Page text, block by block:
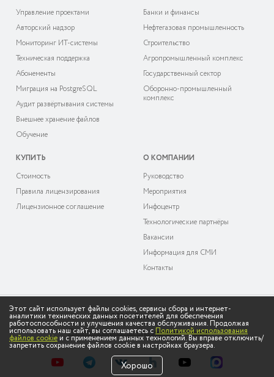
Управление проектами
Авторский надзор
Мониторинг ИТ-системы
Техническая поддержка
Абонементы
Миграция на PostgreSQL
Аудит развёртывания системы
Внешнее хранение файлов
Обучение
Банки и финансы
Нефтегазовая промышленность
Строительство
Агропромышленный комплекс
Государственный сектор
Оборонно-промышленный
комплекс
КУПИТЬ
Cтоимость
Правила лицензирования
Лицензионное соглашение
О КОМПАНИИ
Руководство
Мероприятия
Инфоцентр
Технологические партнёры
Вакансии
Информация для СМИ
Контакты
© 2026 «ДоксВижн»
Политика обработки персональных данных
Этот сайт использует файлы cookies, сервисы сбора и интернет-
аналитики технических данных посетителей для обеспечения
работоспособности и улучшения качества обслуживания. Продолжая
использовать наш сайт, вы соглашаетесь сПолитикой использования
файлов cookie и с применением данных технологий. Вы вправе отключить/
запретить сохранение файлов cookie в настройках браузера.
Хорошо